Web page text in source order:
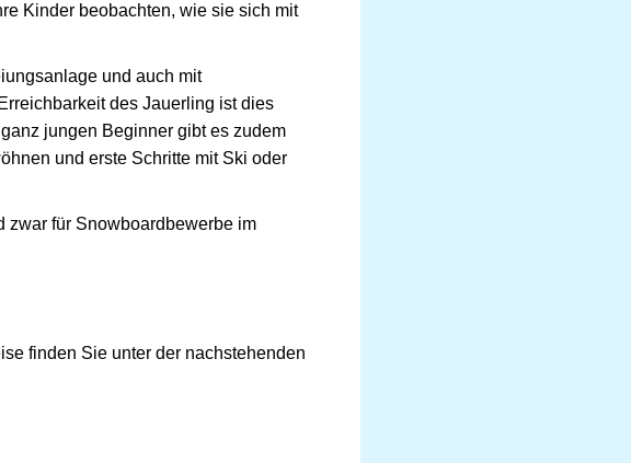
Kinder beobachten, wie sie sich mit
und auch mit
des Jauerling ist dies
jungen Beginner gibt es zudem
und erste Schritte mit Ski oder
zwar für Snowboardbewerbe im
finden Sie unter der nachstehenden